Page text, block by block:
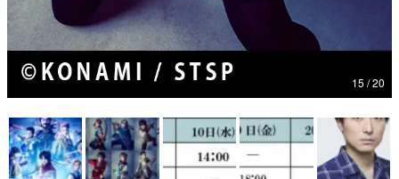
15 / 20